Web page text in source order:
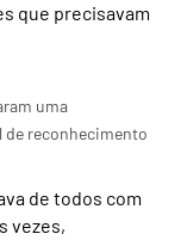
que precisavam
uma
de reconhecimento
de todos com
vezes,